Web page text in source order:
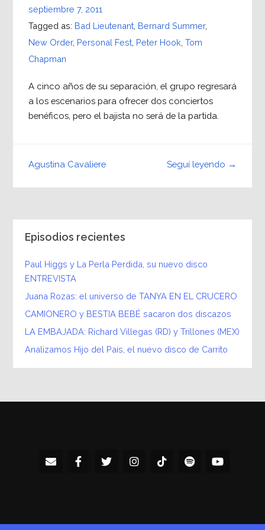
septiembre 7, 2011
Tagged as: Bad Lieutenant, Bernard Summer,
New Order, Personal Fest, Peter Hook Tom
Chapman
A cinco años de su separación, el grupo regresará
a los escenarios para ofrecer dos conciertos
benéficos, pero el bajista no será de la partida.
Seguí leyendo →
Agustina Cavaliere
Episodios recientes
Paul Higgs y La Perla Perdida, su nuevo disco
ENTREVISTA
Juana Rozas: el universo de TANYA EN EL CRUCERO
CAMIONERO y BESTIA BEBÉ sacaron dos discazos
LA EMBAJADA: Richard Villegas (RD) y Trillones (MEX)
Analizamos Hijo del País, el nuevo disco de Carrito